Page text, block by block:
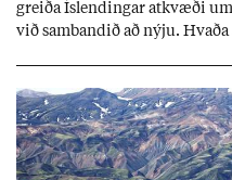
greiða Ís­lend­ing­ar at­kvæði
við sam­band­ið að nýju.